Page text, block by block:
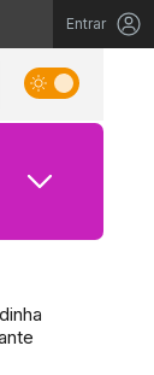
Entrar